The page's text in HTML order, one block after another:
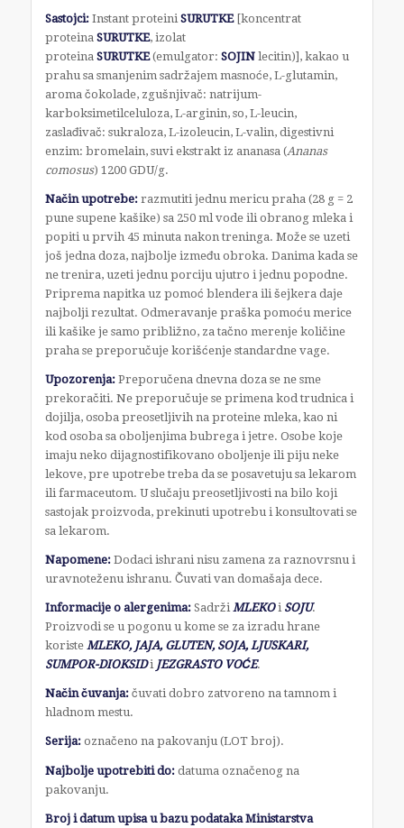
Sastojci: Instant proteiniSURUTKE [koncentrat
proteinaSURUTKE, izolat
proteina SURUTKE(emulgator: SOJINlecitin)], kakao u
prahu sa smanjenim sadržajem masnoće, L-glutamin,
aroma čokolade, zgušnjivač: natrijum-
karboksimetilceluloza, L-arginin, so, L-leucin,
zaslađivač: sukraloza, L-izoleucin, L-valin, digestivni
enzim: bromelain, suvi ekstrakt iz ananasa (Ananas
comosus) 1200 GDU/g.
Način upotrebe: razmutiti jednu mericu praha (28 g = 2
pune supene kašike) sa 250 ml vode ili obranog mleka i
popiti u prvih 45 minuta nakon treninga. Može se uzeti
još jedna doza, najbolje između obroka. Danima kada se
ne trenira, uzeti jednu porciju ujutro i jednu popodne.
Priprema napitka uz pomoć blendera ili šejkera daje
najbolji rezultat. Odmeravanje praška pomoću merice
ili kašike je samo približno, za tačno merenje količine
praha se preporučuje korišćenje standardne vage.
Upozorenja:Preporučena dnevna doza se ne sme
prekoračiti. Ne preporučuje se primena kod trudnica i
dojilja, osoba preosetljivih na proteine mleka, kao ni
kod osoba sa oboljenjima bubrega i jetre. Osobe koje
imaju neko dijagnostifikovano oboljenje ili piju neke
lekove, pre upotrebe treba da se posavetuju sa lekarom
ili farmaceutom. U slučaju preosetljivosti na bilo koji
sastojak proizvoda, prekinuti upotrebu i konsultovati se
sa lekarom.
Napomene:Dodaci ishrani nisu zamena za raznovrsnu i
uravnoteženu ishranu. Čuvati van domašaja dece.
Informacije o alergenima:SadržiMLEKOi SOJU.
Proizvodi se u pogonu u kome se za izradu hrane
koriste MLEKO, JAJA, GLUTEN, SOJA, LJUSKARI,
SUMPOR-DIOKSIDi JEZGRASTO VOĆE.
Način čuvanja:čuvati dobro zatvoreno na tamnom i
hladnom mestu.
Serija: označeno na pakovanju (LOT broj).
Najbolje upotrebiti do:datuma označenog na
pakovanju.
Broj i datum upisa u bazu podataka Ministarstva